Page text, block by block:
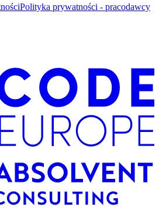
Polityka prywatności - pracodawcy